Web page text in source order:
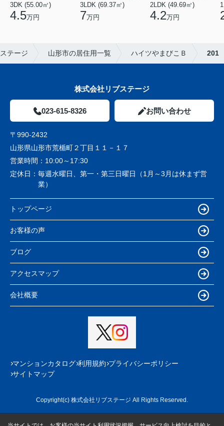
3DK (55.00㎡)
4.5万円
3LDK (69.37㎡)
7万円
2LDK (49.69㎡)
4.2万円
テージ 山形市の居住用一覧 ハイツやまびこＢ 201
株式会社リブステージ
023-615-8326 お問い合わせ
〒990-2432
山形県山形市荒楯町２丁目１１－１７
営業時間： 10:00～17:30
定休日： 毎週水曜日、第一・第三日曜日（1月～3月は休まず営
業）
トップページ
お客様の声
ブログ
アクセスマップ
会社概要
マンションカタログ 利用規約 プライバシーポリシー
サイトマップ
Copyright(c) 株式会社リブステージ All Rights Reserved.